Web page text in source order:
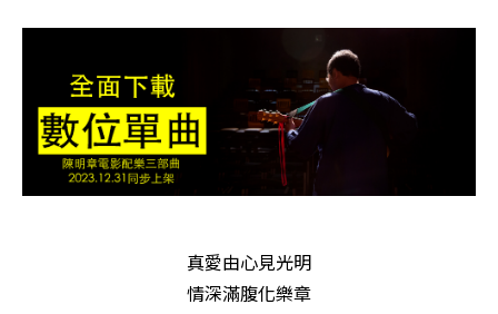
版)
量
真愛由心見光明
情深滿腹化樂章